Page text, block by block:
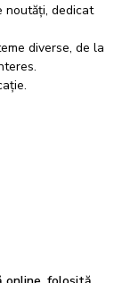
noutăți, dedicat
diverse, de la